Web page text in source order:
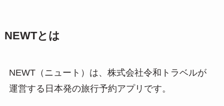
NEWTとは
NEWT（ニュート）は、株式会社令和トラベルが
運営する日本発の旅行予約アプリです。